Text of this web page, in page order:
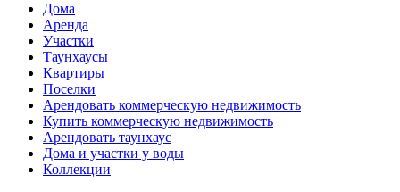
Дома
Аренда
Участки
Таунхаусы
Квартиры
Поселки
Арендовать коммерческую недвижимость
Купить коммерческую недвижимость
Арендовать таунхаус
Дома и участки у воды
Коллекции